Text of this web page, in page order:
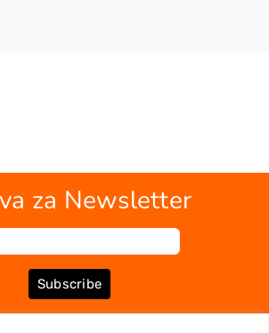
za Newsletter
Subscribe